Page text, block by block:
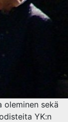
oleminen sekä
YK:n